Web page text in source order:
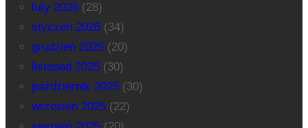
luty 2026(28)
styczeń 2026(34)
grudzień 2025(20)
listopad 2025(30)
październik 2025(30)
wrzesień 2025(22)